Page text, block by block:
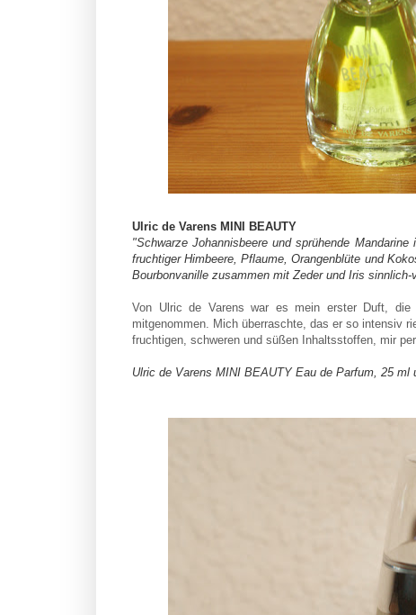
Ulric de Varens MINI BEAUTY
"Schwarze Johannisbeere und sprühende
fruchtiger Himbeere, Pflaume, Orangenblüte und
Bourbonvanille zusammen mit Zeder und Iris
Von Ulric de Varens war es mein erster Duft,
mitgenommen. Mich überraschte, das er so intensiv
fruchtigen, schweren und süßen Inhaltsstoffen, mir
Ulric de Varens MINI BEAUTY Eau de Parfum, 25 ml